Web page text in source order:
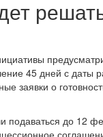
45 дней с даты
заявки о
подаваться до 12